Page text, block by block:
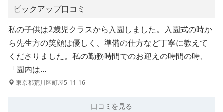
ピックアップ口コミ
私の子供は2歳児クラスから入園しました。入園式の時か
ら先生方の笑顔は優しく、準備の仕方など丁寧に教えて
くださりました。私の勤務時間でのお迎えの時間の時、
「園内は…
東京都荒川区町屋5-11-16
口コミを見る